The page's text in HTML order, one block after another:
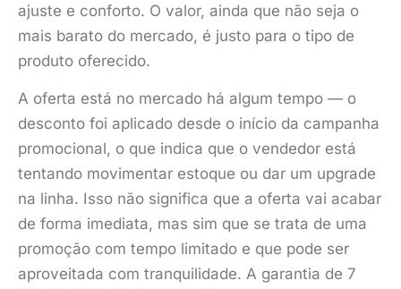
ajuste e conforto. O valor, ainda que não seja o
mais barato do mercado, é justo para o tipo de
produto oferecido.
A oferta está no mercado há algum tempo — o
desconto foi aplicado desde o início da campanha
promocional, o que indica que o vendedor está
tentando movimentar estoque ou dar um upgrade
na linha. Isso não significa que a oferta vai acabar
de forma imediata, mas sim que se trata de uma
promoção com tempo limitado e que pode ser
aproveitada com tranquilidade. A garantia de 7